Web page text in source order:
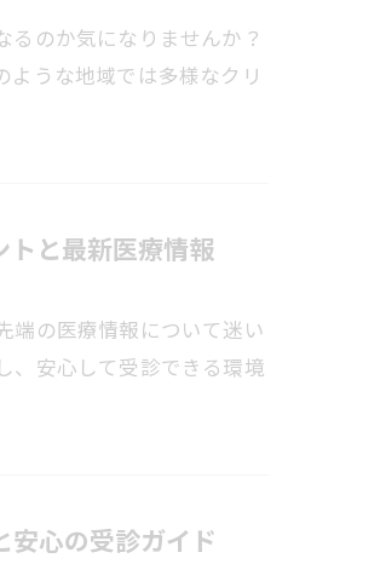
のか気になりませんか？
うな地域では多様なクリ
と最新医療情報
端の医療情報について迷い
、安心して受診できる環境
心の受診ガイド